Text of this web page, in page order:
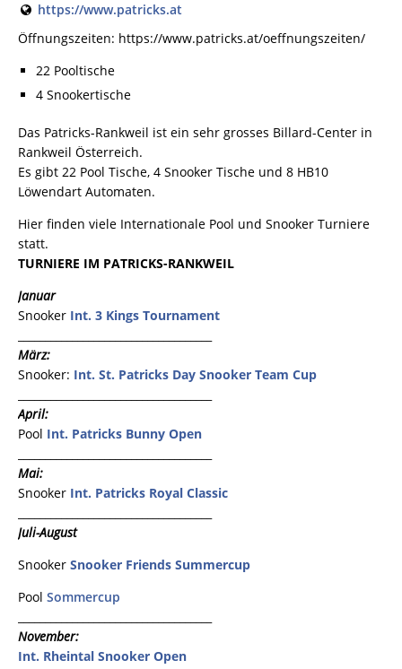
https://www.patricks.at
Öffnungszeiten: https://www.patricks.at/oeffnungszeiten/
22 Pooltische
4 Snookertische
Das Patricks-Rankweil ist ein sehr grosses Billard-Center in
Rankweil Österreich.
Es gibt 22 Pool Tische, 4 Snooker Tische und 8 HB10
Löwendart Automaten.
Hier finden viele Internationale Pool und Snooker Turniere
statt.
TURNIERE IM PATRICKS-RANKWEIL
Januar
Snooker Int. 3 Kings Tournament
März:
Snooker: Int. St. Patricks Day Snooker Team Cup
April:
Pool Int. Patricks Bunny Open
Mai:
Snooker Int. Patricks Royal Classic
Juli-August
Snooker Snooker Friends Summercup
Pool Sommercup
November:
Int. Rheintal Snooker Open